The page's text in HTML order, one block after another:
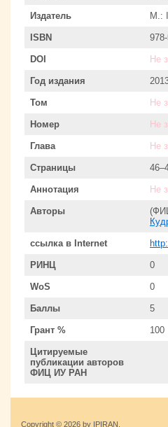
Издатель M.:
ISBN
DOI Не
Год издания
Том Не
Номер Не
Глава Не
Страницы
Аннотация Не
Авторы
ссылка в Internet
РИНЦ 0
WoS 0
Баллы 5
Грант % 100
Цитируемые
публикации авторов
ФИЦ ИУ РАН
Copyright © 2026 by IPIRAN.